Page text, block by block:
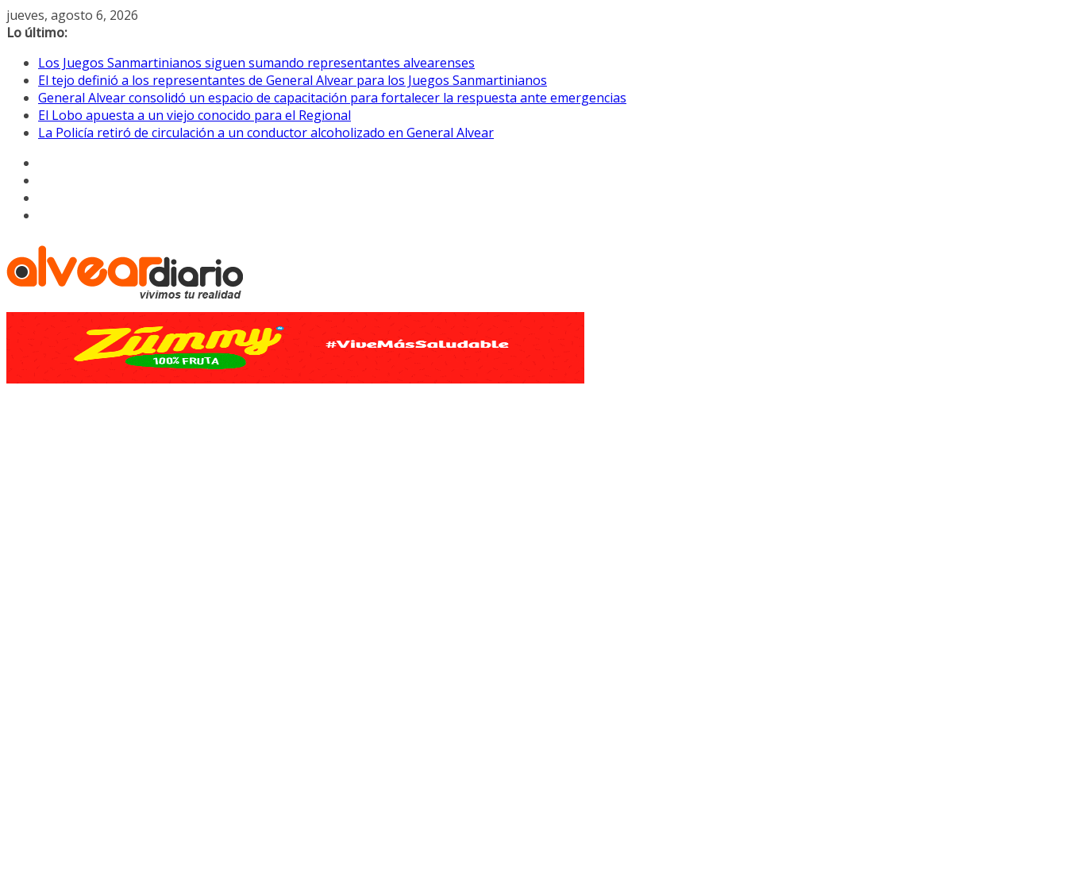
Saltar
al
jueves, agosto 6, 2026
Lo último:
Los Juegos Sanmartinianos siguen sumando representantes alvearenses
El tejo definió a los representantes de General Alvear para los Juegos Sanmartinianos
General Alvear consolidó un espacio de capacitación para fortalecer la respuesta ante emergencias
El Lobo apuesta a un viejo conocido para el Regional
La Policía retiró de circulación a un conductor alcoholizado en General Alvear